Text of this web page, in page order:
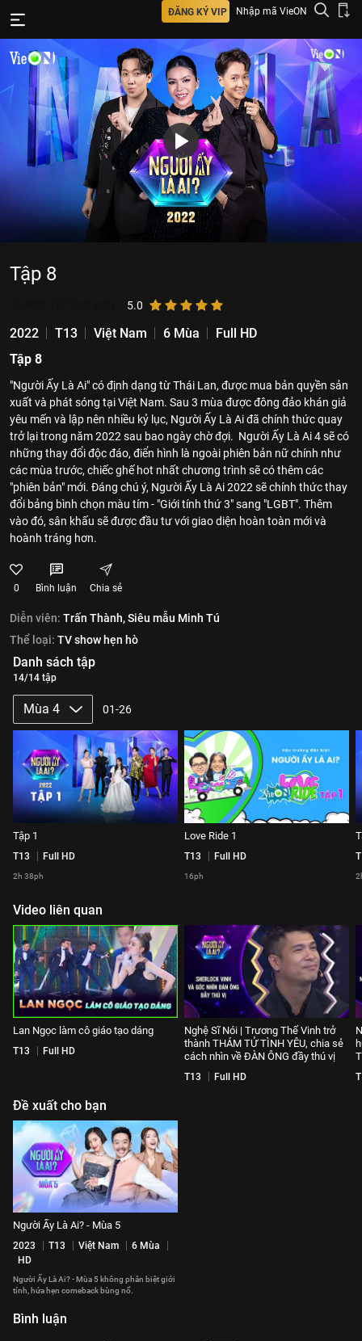
ĐĂNG KÝ VIP Nhập mã VieON
Tập 8
5.0
2022 T13 Việt Nam 6 Mùa
Full HD
Tập 8
"Người Ấy Là Ai" có định dạng từ Thái Lan, được mua bản quyền sản
xuất và phát sóng tại Việt Nam. Sau 3 mùa được đông đảo khán giả
yêu mến và lập nên nhiều kỷ lục, Người Ấy Là Ai đã chính thức quay
trở lại trong năm 2022 sau bao ngày chờ đợi. Người Ấy Là Ai 4 sẽ có
những thay đổi độc đáo, điển hình là ngoài phiên bản nữ chính như
các mùa trước, chiếc ghế hot nhất chương trình sẽ có thêm các
"phiên bản" mới. Đáng chú ý, Người Ấy Là Ai 2022 sẽ chính thức thay
đổi bảng bình chọn màu tím - "Giới tính thứ 3" sang "LGBT". Thêm
vào đó, sân khấu sẽ được đầu tư với giao diện hoàn toàn mới và
hoành tráng hơn.
0 Bình luận Chia sẻ
Diễn viên: Trấn Thành,Siêu mẫu Minh Tú
Thể loại: TV show hẹn hò
Danh sách tập
14/14 tập
Mùa 4 01-26
Tập 1
T13 Full HD
2h 38ph
Love Ride 1
T13 Full HD
16ph
Video liên quan
Lan Ngọc làm cô giáo tạo dáng
T13 Full HD
Nghệ Sĩ Nói | Trương Thế Vinh trở
thành THÁM TỬ TÌNH YÊU, chia sẻ
cách nhìn về ĐÀN ÔNG đầy thú vị
T13 Full HD
Đề xuất cho bạn
Người Ấy Là Ai? - Mùa 5
2023 T13 Việt Nam
6 Mùa
HD
Người Ấy Là Ai? - Mùa 5 không phân biệt giới
tính, hứa hẹn comeback bùng nổ.
Bình luận